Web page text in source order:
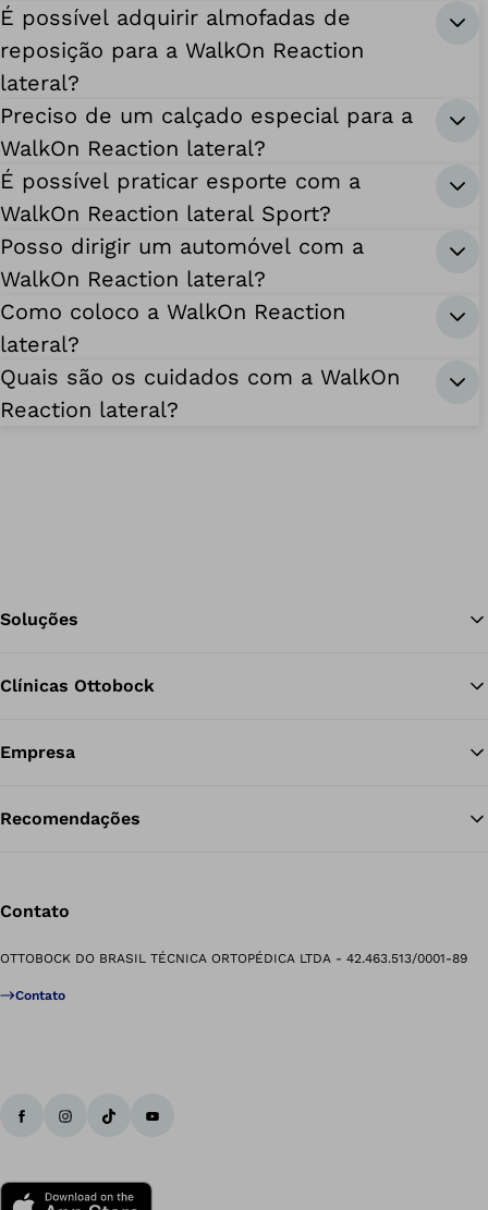
É possível adquirir almofadas de
reposição para a WalkOn Reaction
lateral?
Preciso de um calçado especial para a
WalkOn Reaction lateral?
É possível praticar esporte com a
WalkOn Reaction lateral Sport?
Posso dirigir um automóvel com a
WalkOn Reaction lateral?
Como coloco a WalkOn Reaction
lateral?
Quais são os cuidados com a WalkOn
Reaction lateral?
Soluções
Clínicas Ottobock
Empresa
Recomendações
Contato
OTTOBOCK DO BRASIL TÉCNICA ORTOPÉDICA LTDA - 42.463.513/0001-89
Contato